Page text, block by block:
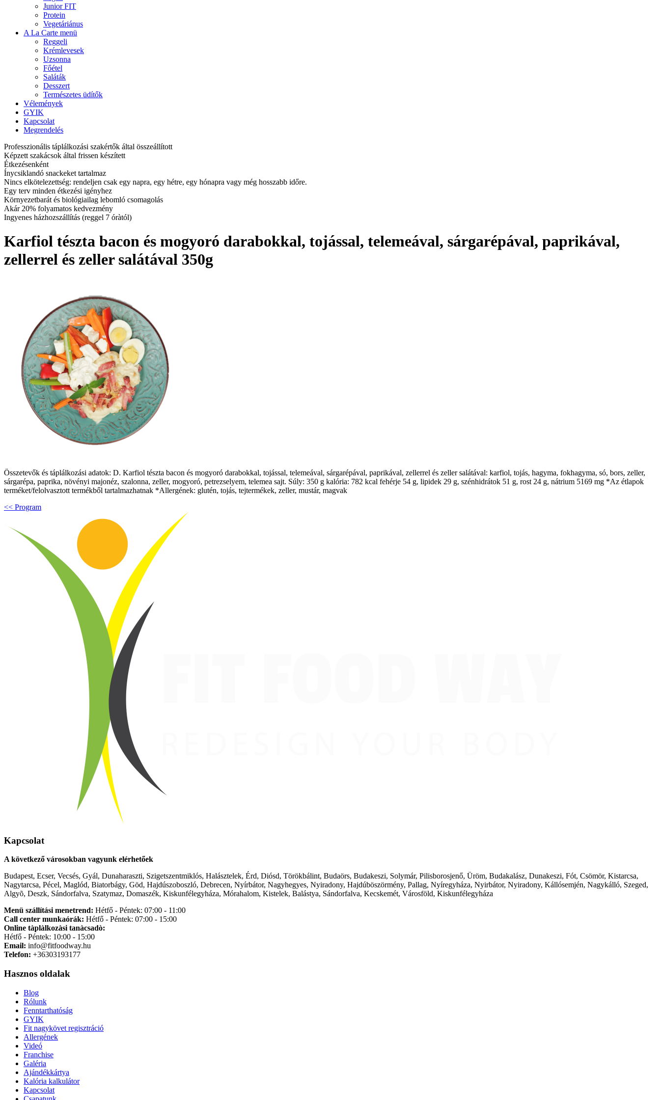
Junior FIT
Protein
Vegetáriánus
A La Carte menü
Reggeli
Krémlevesek
Uzsonna
Főétel
Saláták
Desszert
Természetes üdítők
Vélemények
GYIK
Kapcsolat
Megrendelés
Professzionális táplálkozási szakértők által összeállított
Képzett szakácsok által frissen készített
Étkezésenként
Ínycsiklandó snackeket tartalmaz
Nincs elkötelezettség: rendeljen csak egy napra, egy hétre, egy hónapra vagy még hosszabb időre.
Egy terv minden étkezési igényhez
Környezetbarát és biológiailag lebomló csomagolás
Akár 20% folyamatos kedvezmény
Ingyenes házhozszállítás (reggel 7 óràtól)
Karfiol tészta bacon és mogyoró darabokkal, tojással, telemeával, sárgarépával, paprikával,
zellerrel és zeller salátával 350g
Összetevők és táplálkozási adatok: D. Karfiol tészta bacon és mogyoró darabokkal, tojással, telemeával, sárgarépával, paprikával, zellerrel és zeller salátával: karfiol, tojás, hagyma, fokhagyma, só, bors, zeller,
sárgarépa, paprika, növényi majonéz, szalonna, zeller, mogyoró, petrezselyem, telemea sajt. Súly: 350 g kalória: 782 kcal fehérje 54 g, lipidek 29 g, szénhidrátok 51 g, rost 24 g, nátrium 5169 mg *Az étlapok
terméket/felolvasztott termékből tartalmazhatnak *Allergének: glutén, tojás, tejtermékek, zeller, mustár, magvak
<< Program
Kapcsolat
A következő városokban vagyunk elérhetőek
Budapest, Ecser, Vecsés, Gyál, Dunaharaszti, Szigetszentmiklós, Halásztelek, Érd, Diósd, Törökbálint, Budaörs, Budakeszi, Solymár, Pilisborosjenő, Üröm, Budakalász, Dunakeszi, Fót, Csömör, Kistarcsa,
Nagytarcsa, Pécel, Maglód, Biatorbágy, Göd, Hajdúszoboszló, Debrecen, Nyírbátor, Nagyhegyes, Nyiradony, Hajdúböszörmény, Pallag, Nyíregyháza, Nyirbátor, Nyiradony, Kállósemjén, Nagykálló, Szeged,
Algyõ, Deszk, Sándorfalva, Szatymaz, Domaszék, Kiskunfélegyháza, Mórahalom, Kistelek, Balástya, Sándorfalva, Kecskemét, Városföld, Kiskunfélegyháza
Menü szállítási menetrend: Hétfő - Péntek: 07:00 - 11:00
Call center munkaórák: Hétfő - Péntek: 07:00 - 15:00
Online tàplàlkozàsi tanàcsadò:
Hétfő - Péntek: 10:00 - 15:00
Email: info@fitfoodway.hu
Telefon: +36303193177
Hasznos oldalak
Blog
Rólunk
Fenntarthatóság
GYIK
Fit nagykövet regisztráció
Allergének
Videó
Franchise
Galéria
Ajándékkártya
Kalória kalkulátor
Kapcsolat